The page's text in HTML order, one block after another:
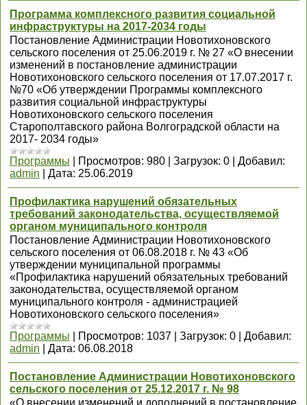
Программа комплексного развития социальной
инфраструктуры на 2017-2034 годы
Постановление Администрации Новотихоновского
сельского поселения от 25.06.2019 г. № 27 «О внесении
изменений в постановление администрации
Новотихоновского сельского поселения от 17.07.2017 г.
№70 «Об утверждении Программы комплексного
развития социальной инфраструктуры
Новотихоновского сельского поселения
Старополтавского района Волгоградской области на
2017- 2034 годы»
Программы
Просмотров: 980 Загрузок: 0
Добавил:
admin
Дата: 25.06.2019
Профилактика нарушений обязательных
требований законодательства, осуществляемой
органом муниципального контроля
Постановление Администрации Новотихоновского
сельского поселения от 06.08.2018 г. № 43 «Об
утверждении муниципальной программы
«Профилактика нарушений обязательных требований
законодательства, осуществляемой органом
муниципального контроля - администрацией
Новотихоновского сельского поселения»
Программы
Просмотров: 1037 Загрузок: 0
Добавил:
admin
Дата: 06.08.2018
Постановление Администрации Новотихоновского
сельского поселения от 25.12.2017 г. № 98
«О внесении изменений и дополнений в постановление